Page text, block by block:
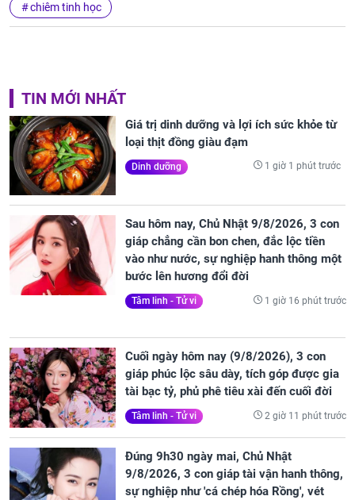
chiêm tinh học
TIN MỚI NHẤT
Giá trị dinh dưỡng và lợi ích sức khỏe từ
loại thịt đồng giàu đạm
Dinh dưỡng 1 giờ 1 phút trước
Sau hôm nay, Chủ Nhật 9/8/2026, 3 con
giáp chẳng cần bon chen, đắc lộc tiền
vào như nước, sự nghiệp hanh thông một
bước lên hương đổi đời
Tâm linh - Tử vi 1 giờ 16 phút trước
Cuối ngày hôm nay (9/8/2026), 3 con
giáp phúc lộc sâu dày, tích góp được gia
tài bạc tỷ, phủ phê tiêu xài đến cuối đời
Tâm linh - Tử vi 2 giờ 11 phút trước
Đúng 9h30 ngày mai, Chủ Nhật
9/8/2026, 3 con giáp tài vận hanh thông,
sự nghiệp như 'cá chép hóa Rồng', vét